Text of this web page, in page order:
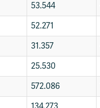
53.544
52.271
31.357
25.530
572.086